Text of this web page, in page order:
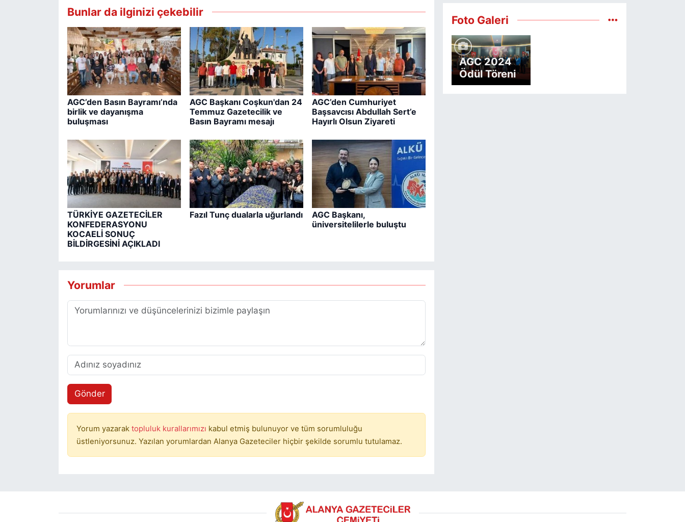
Bunlar da ilginizi çekebilir
AGC’den Basın Bayramı’nda
birlik ve dayanışma
buluşması
AGC Başkanı Coşkun'dan 24
Temmuz Gazetecilik ve
Basın Bayramı mesajı
AGC’den Cumhuriyet
Başsavcısı Abdullah Sert’e
Hayırlı Olsun Ziyareti
TÜRKİYE GAZETECİLER
KONFEDERASYONU
KOCAELİ SONUÇ
BİLDİRGESİNİ AÇIKLADI
Fazıl Tunç dualarla uğurlandı
AGC Başkanı,
üniversitelilerle buluştu
Yorumlar
Gönder
Yorum yazarak topluluk kurallarımızı kabul etmiş bulunuyor ve tüm sorumluluğu
üstleniyorsunuz. Yazılan yorumlardan Alanya Gazeteciler hiçbir şekilde sorumlu tutulamaz.
Foto Galeri
AGC 2024
Ödül Töreni